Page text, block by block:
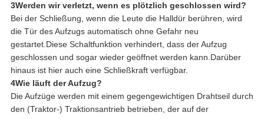
3Werden wir verletzt, wenn es plötzlich geschlossen wird?
Bei der Schließung, wenn die Leute die Halldür berühren, wird
die Tür des Aufzugs automatisch ohne Gefahr neu
gestartet.Diese Schaltfunktion verhindert, dass der Aufzug
geschlossen und sogar wieder geöffnet werden kann.Darüber
hinaus ist hier auch eine Schließkraft verfügbar.
4Wie läuft der Aufzug?
Die Aufzüge werden mit einem gegengewichtigen Drahtseil durch
den (Traktor-) Traktionsantrieb betrieben, der auf der